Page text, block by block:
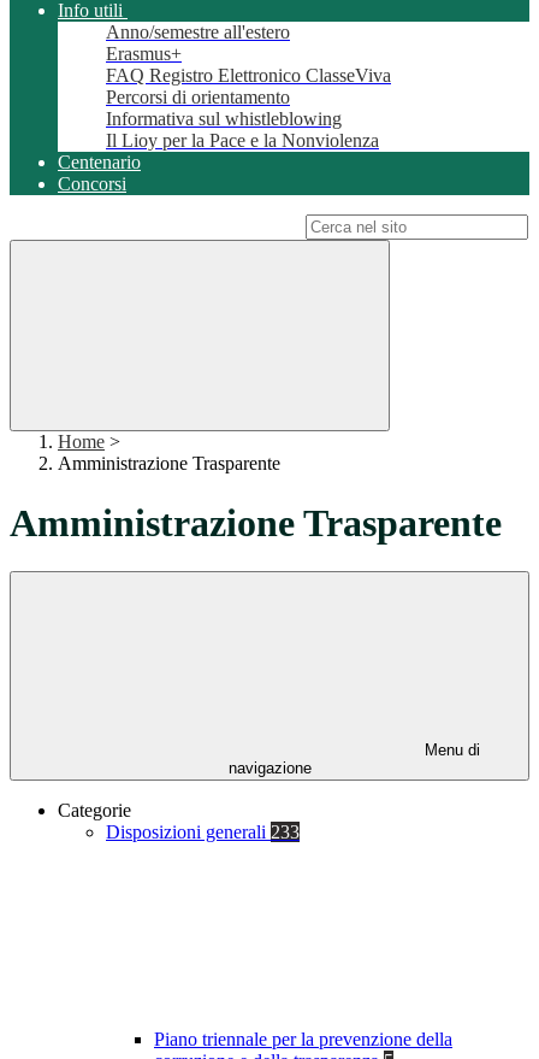
Info utili
Anno/semestre all'estero
Erasmus+
FAQ Registro Elettronico ClasseViva
Percorsi di orientamento
Informativa sul whistleblowing
Il Lioy per la Pace e la Nonviolenza
Centenario
Concorsi
Home >
Amministrazione Trasparente
Amministrazione Trasparente
Menu di
navigazione
Categorie
Disposizioni generali 233
Piano triennale per la prevenzione della